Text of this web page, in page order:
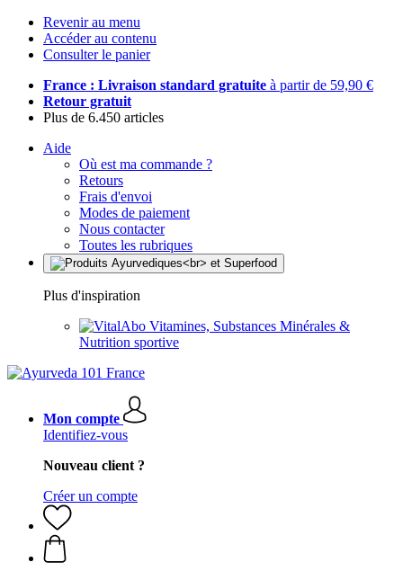
Revenir au menu
Accéder au contenu
Consulter le panier
France : Livraison standard gratuite à partir de 59,90 €
Retour gratuit
Plus de 6.450 articles
Aide
Où est ma commande ?
Retours
Frais d'envoi
Modes de paiement
Nous contacter
Toutes les rubriques
Plus d'inspiration
Vitamines, Substances Minérales &
Nutrition sportive
Mon compte
Identifiez-vous
Nouveau client ?
Créer un compte